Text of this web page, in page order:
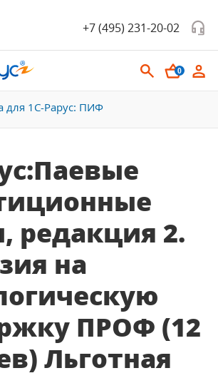
+7 (495) 231-20-02
0
для 1С-Рарус: ПИФ
редакция 2.
на
ПРОФ (12
Льготная